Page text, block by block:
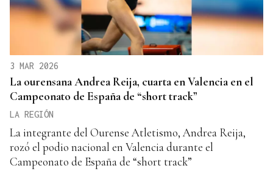
3 MAR 2026
La ourensana Andrea Reija, cuarta en Valencia en el
Campeonato de España de “short track”
LA REGIÓN
La integrante del Ourense Atletismo, Andrea Reija,
rozó el podio nacional en Valencia durante el
Campeonato de España de “short track”